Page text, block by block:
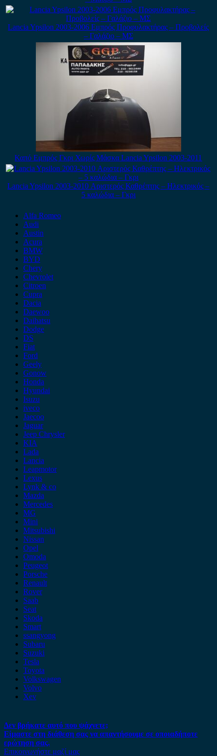
Lancia Ypsilon 2003-2006 Εμπρός Προφυλακτήρας – Προβολείς
– Γαλάζιο – ΜΣ
Καπό Εμπρός Γκρι Χωρίς Μάσκα Lancia Ypsilon 2003-2011
Lancia Ypsilon 2003-2010 Αριστερός Καθρέπτης – Ηλεκτρικός –
5 καλώδια – Γκρι
Alfa Romeo
Audi
Austin
Acura
BMW
BYD
Chery
Chevrolet
Citroen
Cupra
Dacia
Daewoo
Daihatsu
Dodge
DS
Fiat
Ford
Geely
Gonow
Honda
Hyundai
Isuzu
iveco
Jaecoo
Jaguar
Jeep Chrysler
KIA
Lada
Lancia
Leapmotor
Lexus
Lynk & co
Mazda
Mercedes
MG
Mini
Mitsubishi
Nissan
Opel
Omoda
Peugeot
Porsche
Renault
Rover
Saab
Seat
Skoda
Smart
ssangyong
Subaru
Suzuki
Tesla
Toyota
Volkswagen
Volvo
Xev
Δεν βρήκατε αυτό που ψάχνετε;
Είμαστε στη διάθεση σας να απαντήσουμε σε οποιαδήποτε
ερώτηση σας.
Επικοινωνήστε μαζί μας